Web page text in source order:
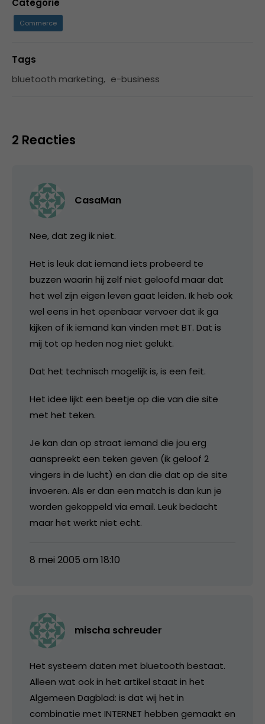
Commerce
Tags
bluetooth marketing, e-business
2 Reacties
CasaMan
Nee, dat zeg ik niet.
Het is leuk dat iemand iets probeerd te
buzzen waarin hij zelf niet geloofd maar dat
het wel zijn eigen leven gaat leiden. Ik heb ook
wel eens in het openbaar vervoer dat ik ga
kijken of ik iemand kan vinden met BT. Dat is
mij tot op heden nog niet gelukt.
Dat het technisch mogelijk is, is een feit.
Het idee lijkt een beetje op die van die site
met het teken.
Je kan dan op straat iemand die jou erg
aanspreekt een teken geven (ik geloof 2
vingers in de lucht) en dan die dat op de site
invoeren. Als er dan een match is dan kun je
worden gekoppeld via email. Leuk bedacht
maar het werkt niet echt.
8 mei 2005 om 18:10
mischa schreuder
Het systeem daten met bluetooth bestaat.
Alleen wat ook in het artikel staat in het
Algemeen Dagblad: is dat wij het in
combinatie met INTERNET hebben gemaakt en